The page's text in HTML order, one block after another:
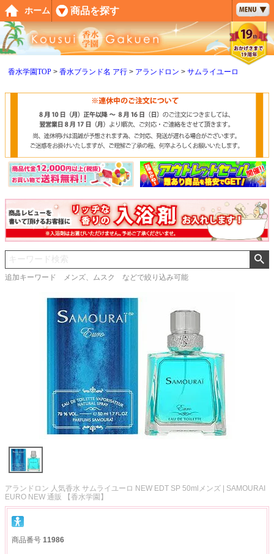
香水学園TOP 香水ブランド名 ア行 アランドロン サムライユーロ
追加キーワード メンズ、ムスク などで絞り込み可能
アランドロン 人気香水 サムライユーロ NEW EDT SP 50mlメンズ | SAMOURAI
EURO NEW 通販 【香水学園】
商品番号 11986
ペー
ジト
ップ
へ
ホーム 商品を探す